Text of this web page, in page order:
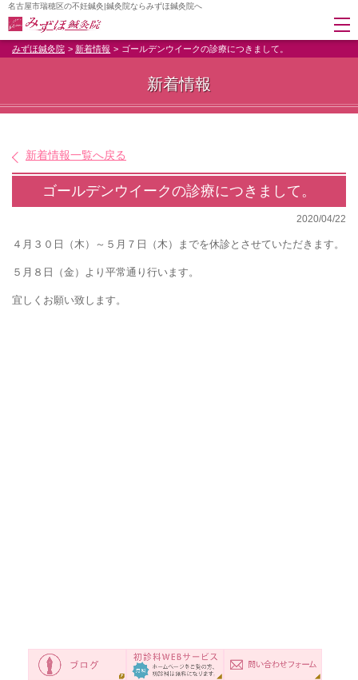
名古屋市瑞穂区の不妊鍼灸|鍼灸院ならみずほ鍼灸院へ
みずほ鍼灸院 新着情報 ゴールデンウイークの診療につきまして。
新着情報
新着情報一覧へ戻る
ゴールデンウイークの診療につきまして。
2020/04/22
４月３０日（木）～５月７日（木）までを休診とさせていただきます。
５月８日（金）より平常通り行います。
宜しくお願い致します。